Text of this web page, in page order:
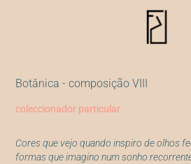
Botânica - composição VIII
coleccionador particular
Cores que vejo quando inspiro de olhos
formas que imagino num sonho